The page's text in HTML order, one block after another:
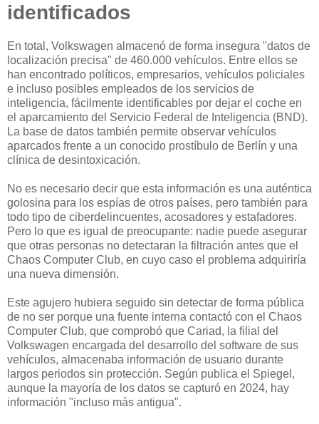
identificados
En total, Volkswagen almacenó de forma insegura "datos de
localización precisa" de 460.000 vehículos. Entre ellos se
han encontrado políticos, empresarios, vehículos policiales
e incluso posibles empleados de los servicios de
inteligencia, fácilmente identificables por dejar el coche en
el aparcamiento del Servicio Federal de Inteligencia (BND).
La base de datos también permite observar vehículos
aparcados frente a un conocido prostíbulo de Berlín y una
clínica de desintoxicación.
No es necesario decir que esta información es una auténtica
golosina para los espías de otros países, pero también para
todo tipo de ciberdelincuentes, acosadores y estafadores.
Pero lo que es igual de preocupante: nadie puede asegurar
que otras personas no detectaran la filtración antes que el
Chaos Computer Club, en cuyo caso el problema adquiriría
una nueva dimensión.
Este agujero hubiera seguido sin detectar de forma pública
de no ser porque una fuente interna contactó con el Chaos
Computer Club, que comprobó que Cariad, la filial del
Volkswagen encargada del desarrollo del software de sus
vehículos, almacenaba información de usuario durante
largos periodos sin protección. Según publica el Spiegel,
aunque la mayoría de los datos se capturó en 2024, hay
información "incluso más antigua".